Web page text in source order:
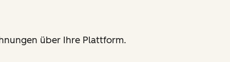
über Ihre Plattform.